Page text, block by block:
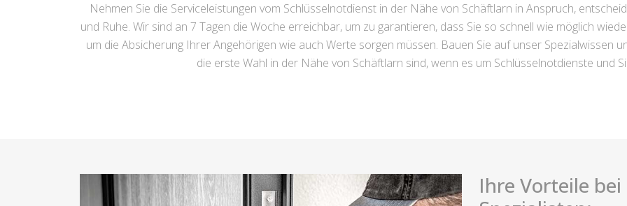
Nehmen Sie die Serviceleistungen vom Schlüsselnotdienst in der Nähe von Schäftlarn in Anspruch,
und Ruhe. Wir sind an 7 Tagen die Woche erreichbar, um zu garantieren, dass Sie so schnell wie möglich
um die Absicherung Ihrer Angehörigen wie auch Werte sorgen müssen. Bauen Sie auf unser Spezialwissen
die erste Wahl in der Nähe von Schäftlarn sind, wenn es um Schlüsselnotdienste und
Ihre Vorteile